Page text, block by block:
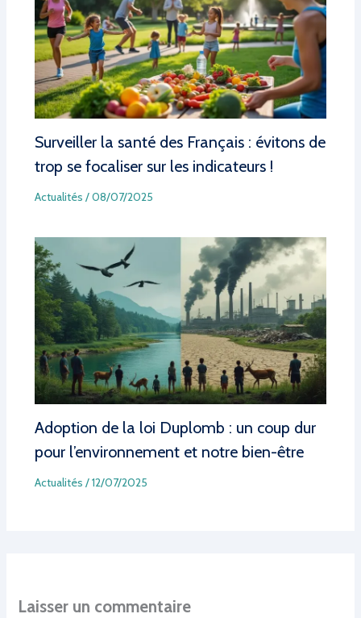
Surveiller la santé des Français : évitons de
trop se focaliser sur les indicateurs !
Actualités /08/07/2025
Adoption de la loi Duplomb : un coup dur
pour l’environnement et notre bien-être
Actualités /12/07/2025
Laisser un commentaire